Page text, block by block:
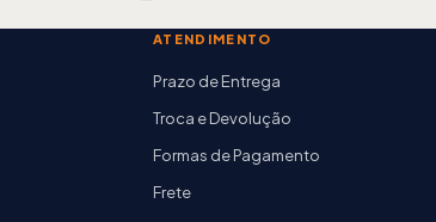
ATENDIMENTO
Prazo de Entrega
Troca e Devolução
Formas de Pagamento
Frete